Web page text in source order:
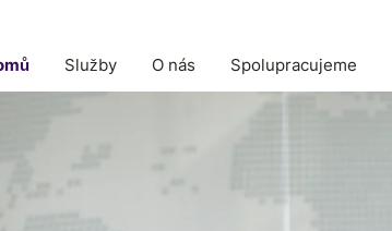
Služby O nás Spolupracujeme